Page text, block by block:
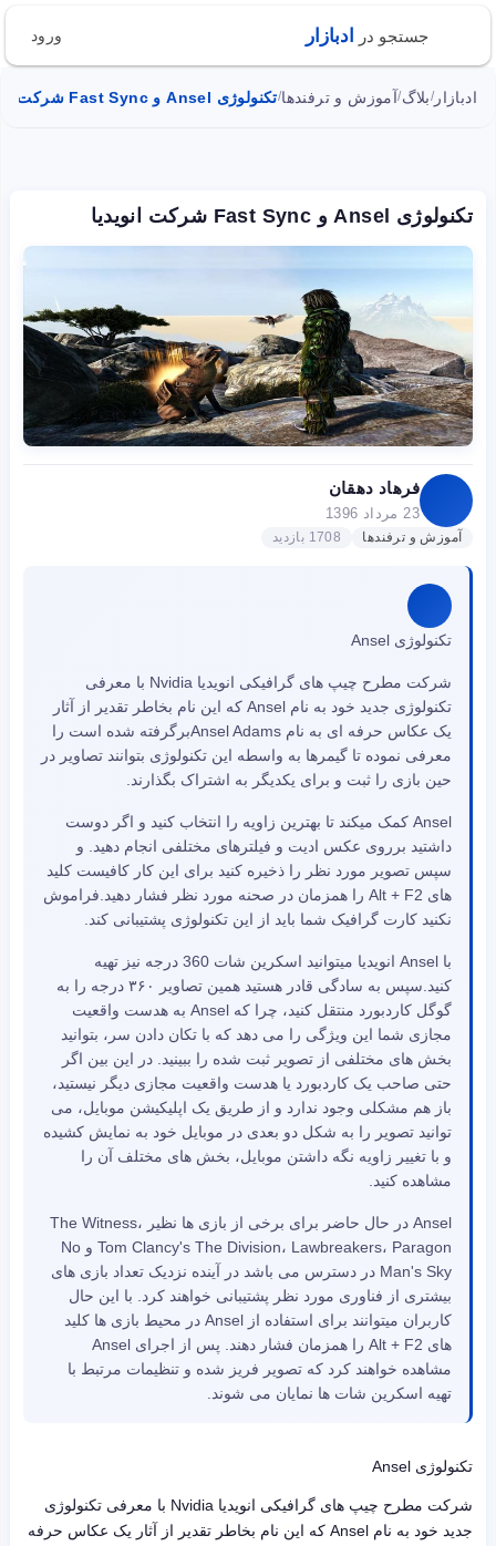
جستجو در ادبازار ورود
ادبازار /بلاگ/آموزش و ترفندها/تکنولوژی Ansel و Fast Sync شرکت انویدیا
تکنولوژی Ansel و Fast Sync شرکت انویدیا
فرهاد دهقان
23 مرداد 1396
آموزش و ترفندها 1708 بازدید
تکنولوژی Ansel
شرکت مطرح چیپ های گرافیکی انویدیا Nvidia با معرفی
تکنولوژی جدید خود به نام Ansel که این نام بخاطر تقدیر از آثار
یک عکاس حرفه ای به نام Ansel Adamsبرگرفته شده است را
معرفی نموده تا گیمرها به واسطه این تکنولوژی بتوانند تصاویر در
حین بازی را ثبت و برای یکدیگر به اشتراک بگذارند.
Ansel کمک میکند تا بهترین زاویه را انتخاب کنید و اگر دوست
داشتید برروی عکس ادیت و فیلترهای مختلفی انجام دهید. و
سپس تصویر مورد نظر را ذخیره کنید برای این کار کافیست کلید
های Alt + F2 را همزمان در صحنه مورد نظر فشار دهید.فراموش
نکنید کارت گرافیک شما باید از این تکنولوژی پشتیبانی کند.
با Ansel انویدیا میتوانید اسکرین شات 360 درجه نیز تهیه
کنید.سپس به سادگی قادر هستید همین تصاویر ۳۶۰ درجه را به
گوگل کاردبورد منتقل کنید، چرا که Ansel به هدست واقعیت
مجازی شما این ویژگی را می دهد که با تکان دادن سر، بتوانید
بخش های مختلفی از تصویر ثبت شده را ببینید. در این بین اگر
حتی صاحب یک کاردبورد یا هدست واقعیت مجازی دیگر نیستید،
باز هم مشکلی وجود ندارد و از طریق یک اپلیکیشن موبایل، می
توانید تصویر را به شکل دو بعدی در موبایل خود به نمایش کشیده
و با تغییر زاویه نگه داشتن موبایل، بخش های مختلف آن را
مشاهده کنید.
Ansel در حال حاضر برای برخی از بازی ها نظیر The Witness،
Tom Clancy's The Division، Lawbreakers، Paragon و No
Man's Sky در دسترس می باشد در آینده نزدیک تعداد بازی های
بیشتری از فناوری مورد نظر پشتیبانی خواهند کرد. با این حال
کاربران میتوانند برای استفاده از Ansel در محیط بازی ها کلید
های Alt + F2 را همزمان فشار دهند. پس از اجرای Ansel
مشاهده خواهند کرد که تصویر فریز شده و تنظیمات مرتبط با
تهیه اسکرین شات ها نمایان می شوند.
تکنولوژی Ansel
شرکت مطرح چیپ های گرافیکی انویدیا Nvidia با معرفی تکنولوژی
جدید خود به نام Ansel که این نام بخاطر تقدیر از آثار یک عکاس حرفه